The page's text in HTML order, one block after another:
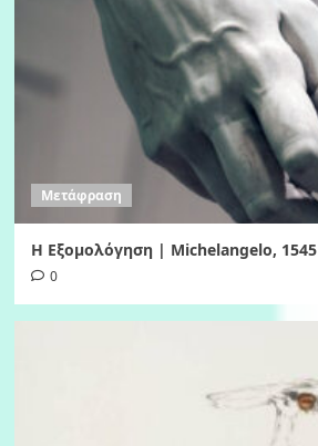
Μετάφραση
Η Εξομολόγηση | Michelangelo, 1545
0